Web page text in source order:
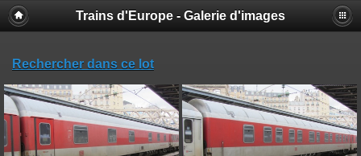
Trains d'Europe - Galerie d'images
Rechercher dans ce lot